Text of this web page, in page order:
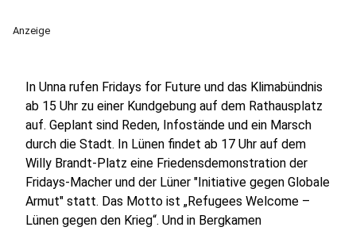
Anzeige
In Unna rufen Fridays for Future und das Klimabündnis
ab 15 Uhr zu einer Kundgebung auf dem Rathausplatz
auf. Geplant sind Reden, Infostände und ein Marsch
durch die Stadt. In Lünen findet ab 17 Uhr auf dem
Willy Brandt-Platz eine Friedensdemonstration der
Fridays-Macher und der Lüner "Initiative gegen Globale
Armut" statt. Das Motto ist „Refugees Welcome –
Lünen gegen den Krieg“. Und in Bergkamen